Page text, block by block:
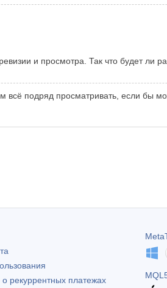
и просмотра. Так что будет ли
подряд просматривать, если бы
рекуррентных платежах